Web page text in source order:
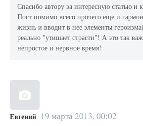
Спасибо автору за интересную статью и
Пост помимо всего прочего еще и
жизнь и вводит в нее элементы
реально "утишает страсти"! А это так
непростое и нервное время!
Евгений 19 марта 2013, 00:02